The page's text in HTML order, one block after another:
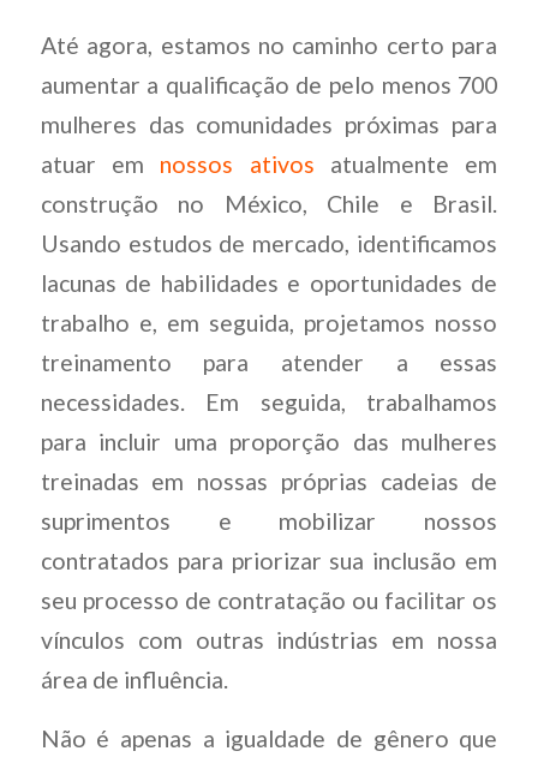
Até agora, estamos no caminho certo para
aumentar a qualificação de pelo menos 700
mulheres das comunidades próximas para
atuar em nossos ativos atualmente em
construção no México, Chile e Brasil.
Usando estudos de mercado, identificamos
lacunas de habilidades e oportunidades de
trabalho e, em seguida, projetamos nosso
treinamento para atender a essas
necessidades. Em seguida, trabalhamos
para incluir uma proporção das mulheres
treinadas em nossas próprias cadeias de
suprimentos e mobilizar nossos
contratados para priorizar sua inclusão em
seu processo de contratação ou facilitar os
vínculos com outras indústrias em nossa
área de influência.
Não é apenas a igualdade de gênero que